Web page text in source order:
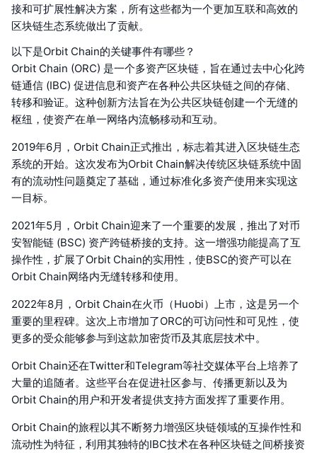
接和可扩展性解决方案，所有这些都为一个更加互联和高效的
区块链生态系统做出了贡献。
以下是Orbit Chain的关键事件有哪些？
Orbit Chain (ORC) 是一个多资产区块链，旨在通过去中心化跨
链通信 (IBC) 促进信息和资产在各种公共区块链之间的存储、
转移和验证。这种创新方法旨在为公共区块链创建一个无缝的
枢纽，使资产在单一网络内流畅移动和互动。
2019年6月，Orbit Chain正式推出，标志着其进入区块链生态
系统的开始。这次发布为Orbit Chain解决传统区块链系统中固
有的流动性问题奠定了基础，通过标准化多资产使用来实现这
一目标。
2021年5月，Orbit Chain迎来了一个重要的发展，推出了对币
安智能链 (BSC) 资产跨链桥接的支持。这一增强功能提高了互
操作性，扩展了Orbit Chain的实用性，使BSC的资产可以在
Orbit Chain网络内无缝转移和使用。
2022年8月，Orbit Chain在火币（Huobi）上市，这是另一个
重要的里程碑。这次上市增加了ORC的可访问性和可见性，使
更多的受众能够参与到这款加密货币及其底层技术中。
Orbit Chain还在Twitter和Telegram等社交媒体平台上培养了
大量的追随者。这些平台在促进社区参与、传播更新以及为
Orbit Chain的用户和开发者提供支持方面发挥了重要作用。
Orbit Chain的旅程以其不断努力增强区块链领域的互操作性和
流动性为特征，利用其独特的IBC技术在各种区块链之间桥接资